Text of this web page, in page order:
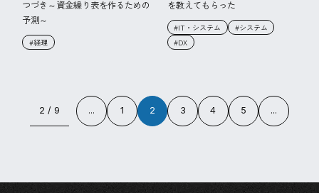
つづき～資金繰り表を作るための
予測～
#経理
を教えてもらった
#IT・システム
#システム
#DX
2 / 9 ... 1 2 3 4 5 ...